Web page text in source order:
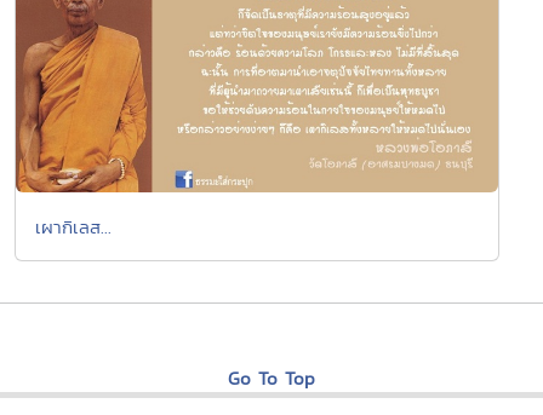
เผากิเลส...
Go To Top